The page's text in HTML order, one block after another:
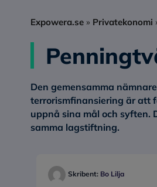
Expowera.se » Privatekonomi
Den gemensamma
terrorismfinansiering är att
uppnå sina mål och syften.
samma lagstiftning.
Skribent: Bo Lilja